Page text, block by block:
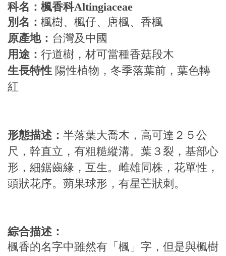
科名：楓香科Altingiaceae
別名： 楓樹、楓仔、唐楓、香楓
原產地： 台灣及中國
用途： 行道樹，材可當種香菇段木
生長特性 陽性植物，冬季落葉前，葉色轉
紅
形態描述： 半落葉大喬木，高可達２５公
尺，幹直立，有粗糙縱溝。葉３裂，基部心
形，細鋸齒緣，互生。雌雄同株，花單性，
頭狀花序。蒴果球形，有星芒狀刺。
綜合描述：
楓香的名字中雖然有「楓」字，但是與楓樹